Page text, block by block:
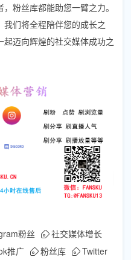
粉丝库都能助您一臂之力。
们将全程陪伴您的成长之
迈向辉煌的社交媒体成功之
粉丝
社交媒体增长
推广 粉丝库
Twitter